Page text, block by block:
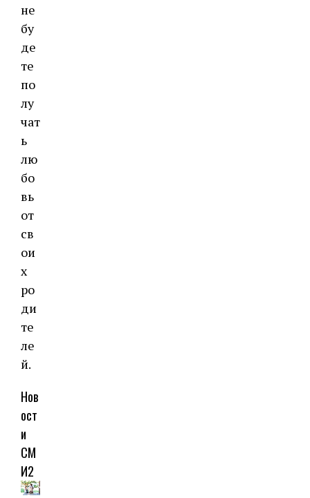
не
бу
де
те
по
лу
чат
ь
лю
бо
вь
от
св
ои
х
ро
ди
те
ле
й.
Нов
ост
и
СМ
И2